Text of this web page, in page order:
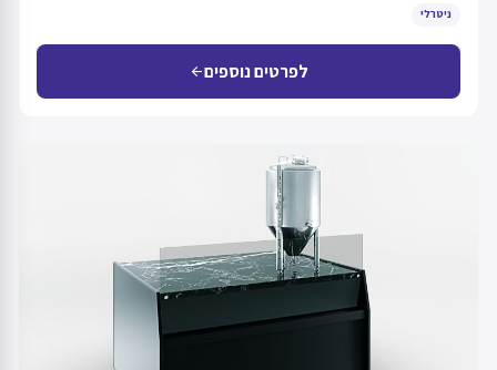
ניטרלי
לפרטים נוספיםarrow_back